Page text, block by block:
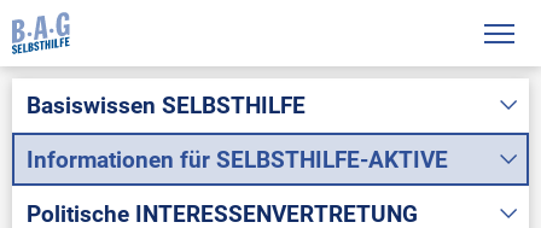
Basiswissen SELBSTHILFE
Informationen für SELBSTHILFE-AKTIVE
Politische INTERESSENVERTRETUNG